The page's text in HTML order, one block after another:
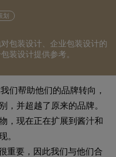
划
包装设计、企业包装设计的
装设计提供参考。
们帮助他们的品牌转向，
，并超越了原来的品牌。
，现在正在扩展到酱汁和
。
重要，因此我们与他们合